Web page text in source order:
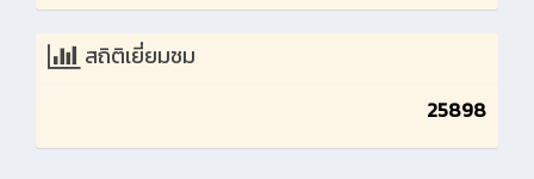
สถิติเยี่ยมชม
25898